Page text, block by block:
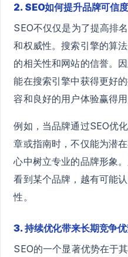
2. SEO如何提升品牌可信
SEO不仅仅是为了提高排
和权威性。搜索引擎的算
的相关性和网站的信誉。
能在搜索引擎中获得更好
容和良好的用户体验赢得用
例如，当品牌通过SEO优
章或指南时，不仅能为潜
心中树立专业的品牌形象
看到某个品牌，越有可能
性。
3. 持续优化带来长期竞争
SEO的一个显著优势在于